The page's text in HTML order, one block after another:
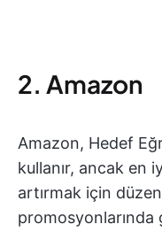
2. Amazon
Amazon, Hedef
kullanır, ancak en
artırmak için
promosyonlarında